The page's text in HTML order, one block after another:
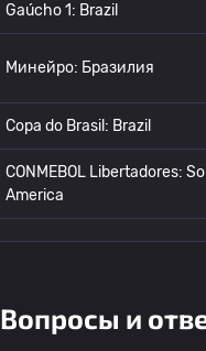
Gaúcho 1: Brazil
Минейро: Бразилия
Copa do Brasil: Brazil
CONMEBOL Libertadores:
America
Вопросы и